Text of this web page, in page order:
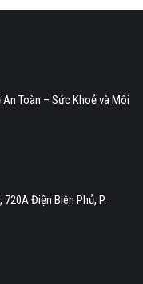
Toàn – Sức Khoẻ và Môi
Điện Biên Phủ, P.